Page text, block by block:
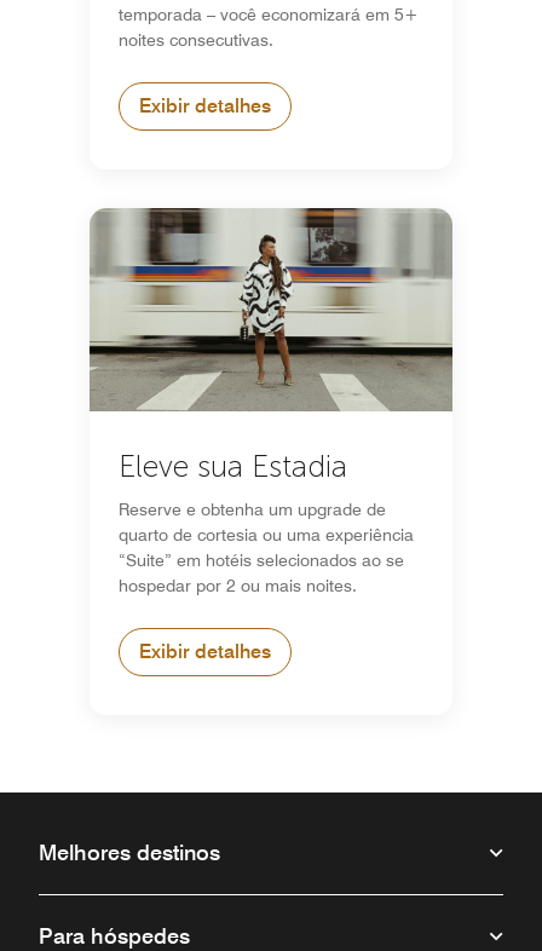
temporada – você economizará em 5+
noites consecutivas.
Exibir detalhes
Eleve sua Estadia
Reserve e obtenha um upgrade de
quarto de cortesia ou uma experiência
“Suite” em hotéis selecionados ao se
hospedar por 2 ou mais noites.
Exibir detalhes
Melhores destinos
Para hóspedes